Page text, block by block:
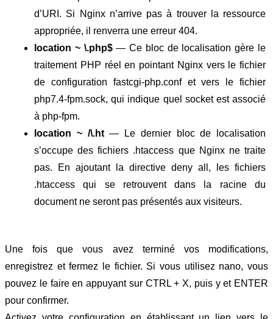
d’URI. Si Nginx n’arrive pas à trouver la ressource
appropriée, il renverra une erreur 404.
location ~ \.php$ — Ce bloc de localisation gère le
traitement PHP réel en pointant Nginx vers le fichier
de configuration fastcgi-php.conf et vers le fichier
php7.4-fpm.sock, qui indique quel socket est associé
à php-fpm.
location ~ /\.ht — Le dernier bloc de localisation
s’occupe des fichiers .htaccess que Nginx ne traite
pas. En ajoutant la directive deny all, les fichiers
.htaccess qui se retrouvent dans la racine du
document ne seront pas présentés aux visiteurs.
Une fois que vous avez terminé vos modifications,
enregistrez et fermez le fichier. Si vous utilisez nano, vous
pouvez le faire en appuyant sur CTRL + X, puis y et ENTER
pour confirmer.